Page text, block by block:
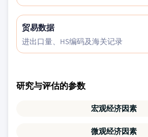
贸易数据
进出口量、HS编码及海关记录
研究与评估的参数
宏观经济因素
微观经济因素